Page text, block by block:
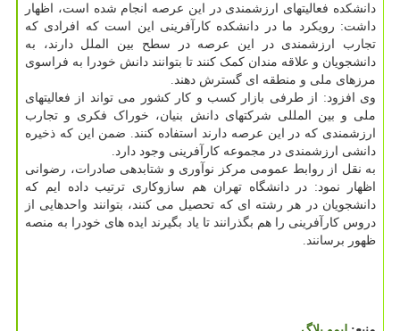
دانشکده فعالیتهای ارزشمندی در این عرصه انجام شده است، اظهار
داشت: رویکرد ما در دانشکده کارآفرینی این است که افرادی که
تجارب ارزشمندی در این عرصه در سطح بین الملل دارند، به
دانشجویان و علاقه مندان کمک کنند تا بتوانند دانش خودرا به فراسوی
مرزهای ملی و منطقه ای گسترش دهند.
وی افزود: از طرفی بازار کسب و کار کشور می تواند از فعالیتهای
ملی و بین المللی شرکتهای دانش بنیان، خوراک فکری و تجارب
ارزشمندی که در این عرصه دارند استفاده کنند. ضمن این که ذخیره
دانشی ارزشمندی در مجموعه کارآفرینی وجود دارد.
به نقل از روابط عمومی مرکز نوآوری و شتابدهی صادرات، رضوانی
اظهار نمود: در دانشگاه تهران هم سازوکاری ترتیب داده ایم که
دانشجویان در هر رشته ای که تحصیل می کنند، بتوانند واحدهایی از
دروس کارآفرینی را هم بگذرانند تا یاد بگیرند ایده های خودرا به منصه
ظهور برسانند.